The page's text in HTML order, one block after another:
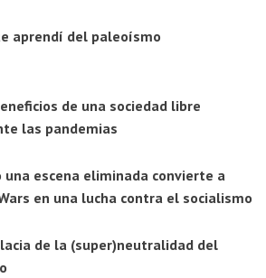
aprendí del paleoísmo
de una sociedad libre
las pandemias
una escena eliminada convierte a
en una lucha contra el socialismo
de la (super)neutralidad del